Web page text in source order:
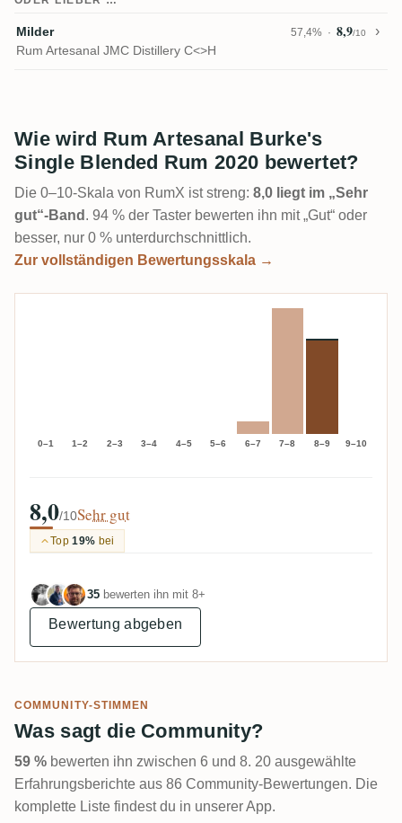
Milder 57,4% 8,9/10
Rum Artesanal JMC Distillery C<>H
Wie wird Rum Artesanal Burke's
Single Blended Rum 2020 bewertet?
Die 0–10-Skala von RumX ist streng: 8,0 liegt im „Sehr
gut“-Band . 94 % der Taster bewerten ihn mit „Gut“ oder
besser, nur 0 % unterdurchschnittlich.
Zur vollständigen Bewertungsskala →
0–1 1–2 2–3 3–4 4–5 5–6 6–7 7–8 8–9 9–10
8,0/10Sehr gut
Top19% bei
35 bewerten ihn mit 8+
Bewertung abgeben
COMMUNITY-STIMMEN
Was sagt die Community?
59 % bewerten ihn zwischen 6 und 8. 20 ausgewählte
Erfahrungsberichte aus 86 Community-Bewertungen. Die
komplette Liste findest du in unserer App.